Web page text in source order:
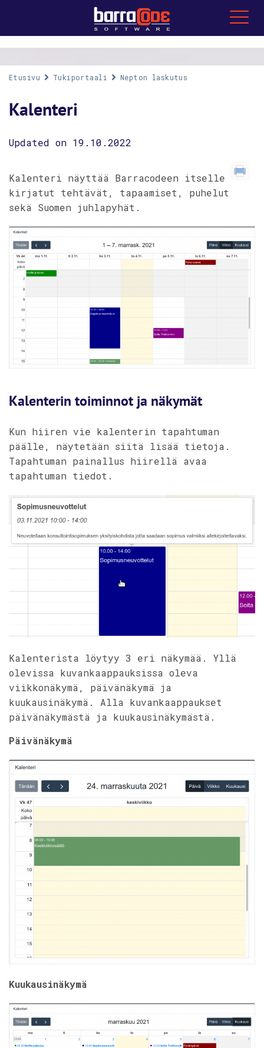
Etusivu Tukiportaali Nepton laskutus
Kalenteri
Updated on 19.10.2022
Kalenteri näyttää Barracodeen itselle
kirjatut tehtävät, tapaamiset, puhelut
sekä Suomen juhlapyhät.
Kalenterin toiminnot ja näkymät
Kun hiiren vie kalenterin tapahtuman
päälle, näytetään siitä lisää tietoja.
Tapahtuman painallus hiirellä avaa
tapahtuman tiedot.
Kalenterista löytyy 3 eri näkymää. Yllä
olevissa kuvankaappauksissa oleva
viikkonäkymä, päivänäkymä ja
kuukausinäkymä. Alla kuvankaappaukset
päivänäkymästä ja kuukausinäkymästä.
Päivänäkymä
Kuukausinäkymä